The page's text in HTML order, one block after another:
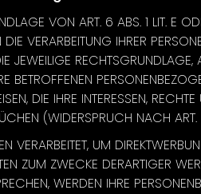
VON ART. 6 ABS. 1 LIT. E
VERARBEITUNG IHRER
JEWEILIGE
BETROFFENEN
DIE IHRE INTERESSEN,
(WIDERSPRUCH NACH
VERARBEITET, UM
ZUM ZWECKE DERARTIGER
WERDEN IHRE